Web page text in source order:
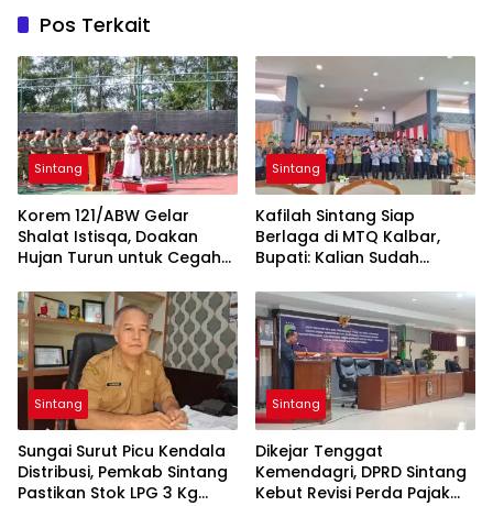
Pos Terkait
Sintang
Korem 121/ABW Gelar
Shalat Istisqa, Doakan
Hujan Turun untuk Cegah
Sintang
Kafilah Sintang Siap
Berlaga di MTQ Kalbar,
Bupati: Kalian Sudah
Sintang
Sungai Surut Picu Kendala
Distribusi, Pemkab Sintang
Pastikan Stok LPG 3 Kg
Sintang
Dikejar Tenggat
Kemendagri, DPRD Sintang
Kebut Revisi Perda Pajak